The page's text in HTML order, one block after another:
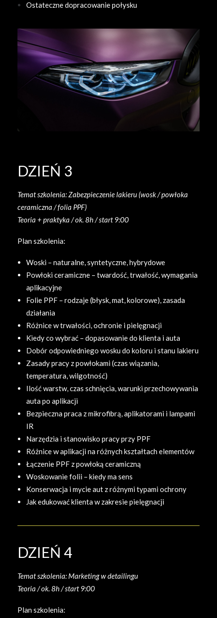
Ostateczne dopracowanie połysku
DZIEŃ 3
Temat szkolenia: Zabezpieczenie lakieru (wosk / powłoka
ceramiczna / folia PPF)
Teoria + praktyka / ok. 8h / start 9:00
Plan szkolenia:
Woski – naturalne, syntetyczne, hybrydowe
Powłoki ceramiczne – twardość, trwałość, wymagania
aplikacyjne
Folie PPF – rodzaje (błysk, mat, kolorowe), zasada
działania
Różnice w trwałości, ochronie i pielęgnacji
Kiedy co wybrać – dopasowanie do klienta i auta
Dobór odpowiedniego wosku do koloru i stanu lakieru
Zasady pracy z powłokami (czas wiązania,
temperatura, wilgotność)
Ilość warstw, czas schnięcia, warunki przechowywania
auta po aplikacji
Bezpieczna praca z mikrofibrą, aplikatorami i lampami
IR
Narzędzia i stanowisko pracy przy PPF
Różnice w aplikacji na różnych kształtach elementów
Łączenie PPF z powłoką ceramiczną
Woskowanie folii – kiedy ma sens
Konserwacja i mycie aut z różnymi typami ochrony
Jak edukować klienta w zakresie pielęgnacji
DZIEŃ 4
Temat szkolenia: Marketing w detailingu
Teoria / ok. 8h / start 9:00
Plan szkolenia: